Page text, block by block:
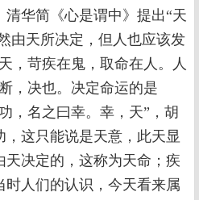
华简《心是谓中》提出“天
由天所决定，但人也应该发
，苛疾在鬼，取命在人。人
，决也。决定命运的是
，名之曰幸。幸，天”，胡
这只能说是天意，此天显
决定的，这称为天命；疾
人们的认识，今天看来属